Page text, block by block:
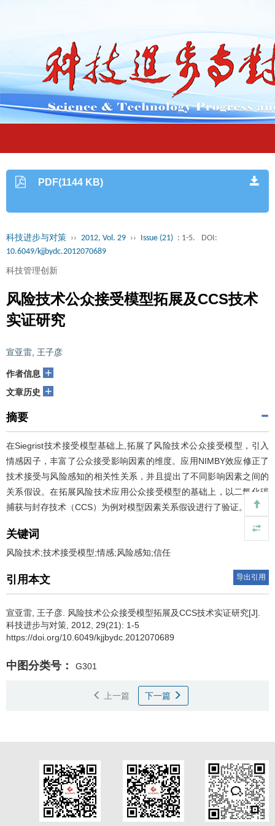
PDF(1144 KB)
科技进步与对策 ›› 2012, Vol. 29 ›› Issue (21) : 1-5.
DOI:
10.6049/kjjbydc.2012070689
科技管理创新
风险技术公众接受模型拓展及CCS技术
实证研究
宣亚雷 王子彦
作者信息 +
文章历史 +
摘要
在Siegrist技术接受模型基础上,拓展了风险技术公众接受模型，引入
情感因子，丰富了公众接受影响因素的维度。应用NIMBY效应修正了
技术接受与风险感知的相关性关系，并且提出了不同影响因素之间的
关系假设。在拓展风险技术应用公众接受模型的基础上，以二氧化碳
捕获与封存技术（CCS）为例对模型因素关系假设进行了验证。
关键词
风险技术;技术接受模型;情感;风险感知;信任
引用本文 导出引用
宣亚雷 王子彦
风险技术公众接受模型拓展及CCS技术实证研究[J].
科技进步与对策, 2012, 29(21): 1-5
https://doi.org/10.6049/kjjbydc.2012070689
中图分类号： G301
上一篇 下一篇